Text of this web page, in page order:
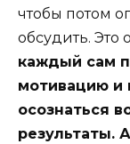
чтобы потом
обсудить. Это
каждый сам
мотивацию и
осознаться
результаты.